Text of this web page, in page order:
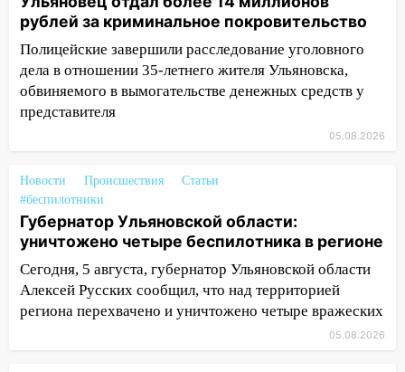
15:59
Ульяновец отдал более 14
миллионов рублей за криминальное
покровительство
15:32 На «кольце» кроссовер сбил 18-
летнего мопедиста
госпитализировали 25-летнего байкера
14:32 На Ульяновскую область
надвигается жара
14:08
Пешеход переходил по «зебре»:
подробности серьезной аварии на
Фруктовой
рублей за криминальное покровительство
Полицейские завершили расследование уголовного
дела в отношении 35-летнего жителя Ульяновска,
обвиняемого в вымогательстве денежных средств у
представителя
05.08.2026
Новости Происшествия
Статьи
#беспилотники
Губернатор Ульяновской области:
уничтожено четыре беспилотника в регионе
Сегодня, 5 августа, губернатор Ульяновской области
Алексей Русских сообщил, что над территорией
региона перехвачено и уничтожено четыре вражеских
05.08.2026